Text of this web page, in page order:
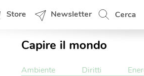
Store Newsletter Cerca
Capire il mondo
Ambiente Diritti